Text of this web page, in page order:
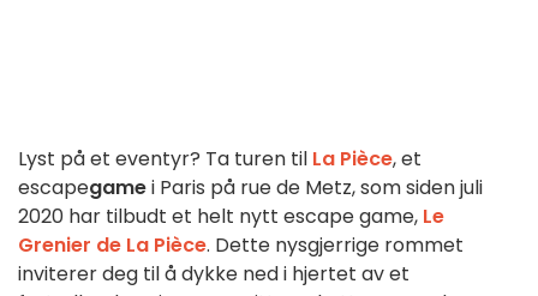
Lyst på et eventyr? Ta turen til La Pièce, et
escapegamei Paris på rue de Metz, som siden juli
2020 har tilbudt et helt nytt escape game, Le
Grenier de La Pièce. Dette nysgjerrige rommet
inviterer deg til å dykke ned i hjertet av et